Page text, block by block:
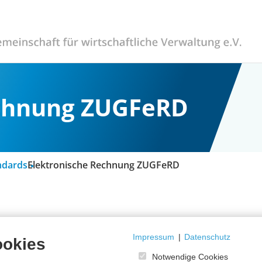
ZUGFeRD
Elektronische Rechnung ZUGFeRD
– mit Unterstützung des Bundesministeriums
Impressum | Datenschutz
Notwendige Cookies